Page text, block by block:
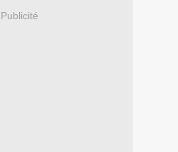
Publicité